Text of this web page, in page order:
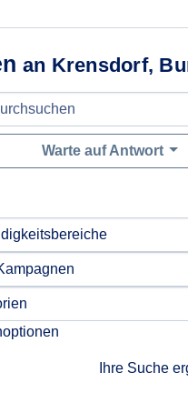
an Krensdorf,
Warte auf Antwort
Ihre Suche